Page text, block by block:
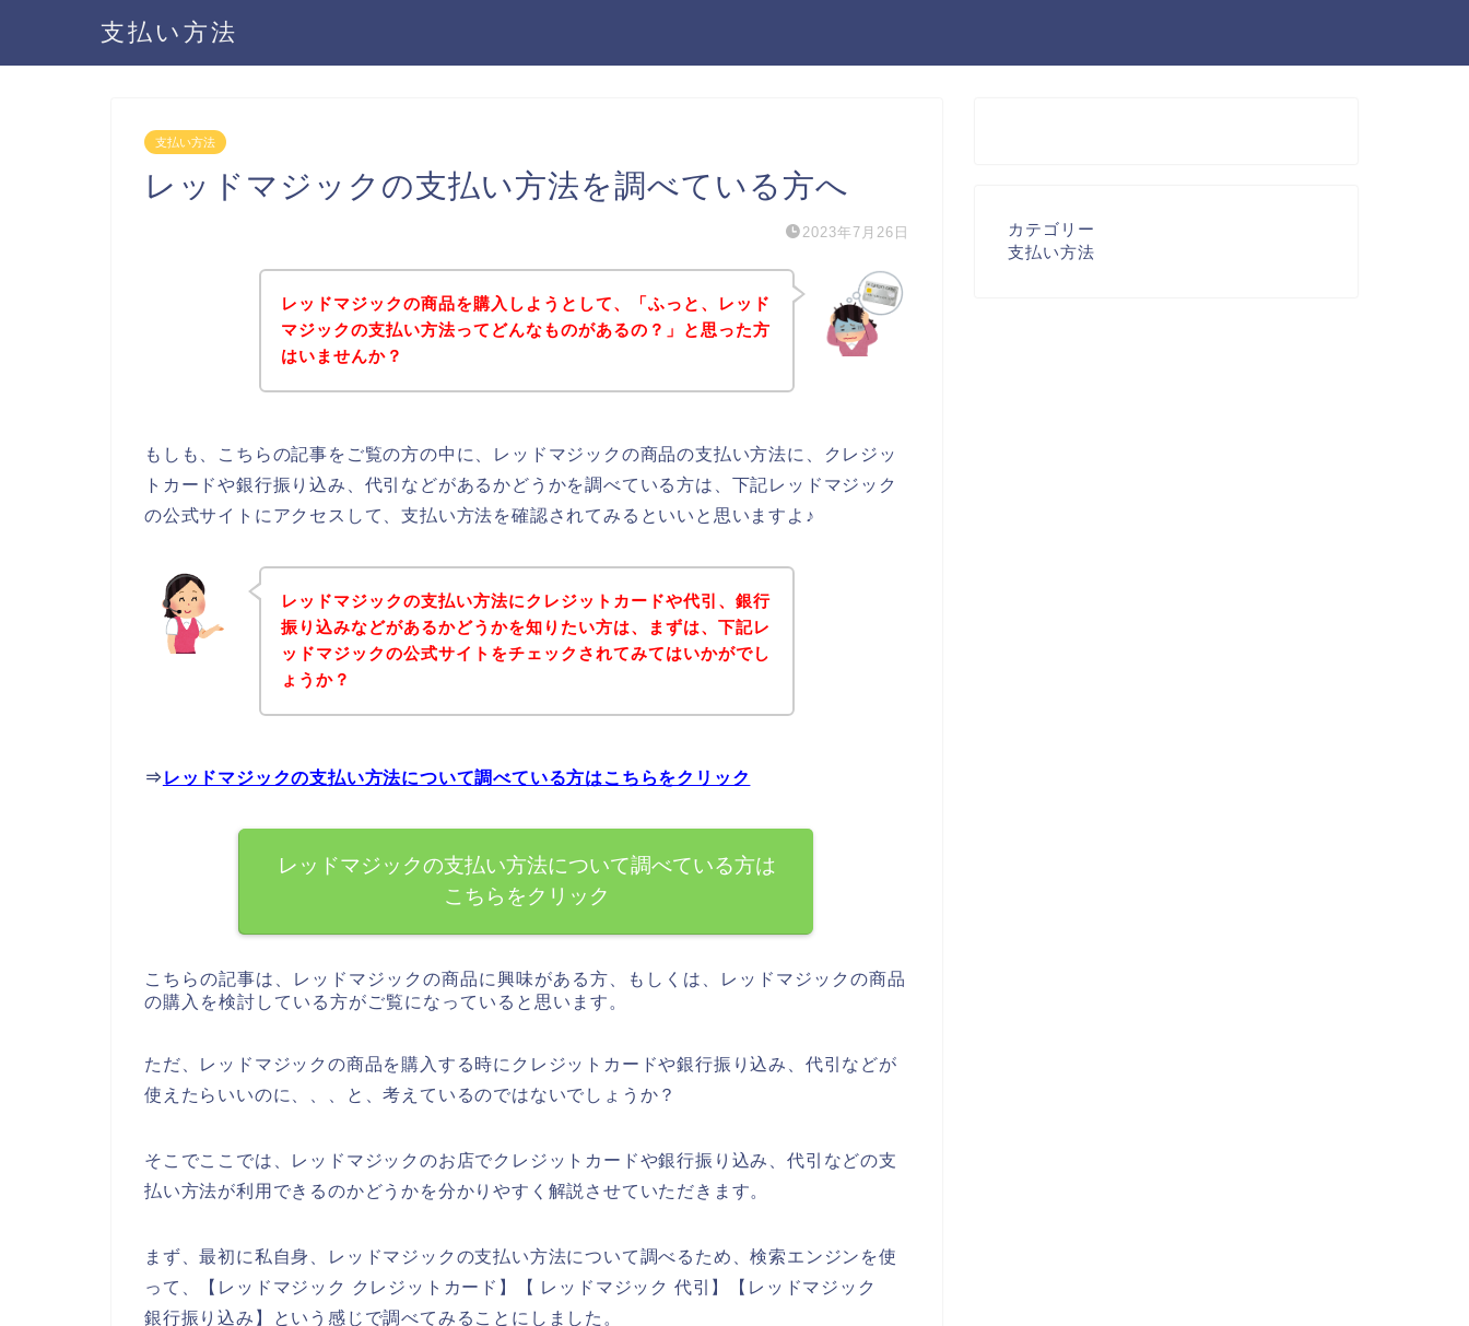
支払い方法
支払い方法
レッドマジックの支払い方法を調べている方へ
2023年7月26日
レッドマジックの商品を購入しようとして、「ふっと、レッド
マジックの支払い方法ってどんなものがあるの？」と思った方
はいませんか？
もしも、こちらの記事をご覧の方の中に、レッドマジックの商品の支払い方法に、クレジッ
トカードや銀行振り込み、代引などがあるかどうかを調べている方は、下記レッドマジック
の公式サイトにアクセスして、支払い方法を確認されてみるといいと思いますよ♪
レッドマジックの支払い方法にクレジットカードや代引、銀行
振り込みなどがあるかどうかを知りたい方は、まずは、下記レ
ッドマジックの公式サイトをチェックされてみてはいかがでし
ょうか？
⇒ レッドマジックの支払い方法について調べている方はこちらをクリック
レッドマジックの支払い方法について調べている方は
こちらをクリック
こちらの記事は、レッドマジックの商品に興味がある方、もしくは、レッドマジックの商品
の購入を検討している方がご覧になっていると思います。
ただ、レッドマジックの商品を購入する時にクレジットカードや銀行振り込み、代引などが
使えたらいいのに、、、と、考えているのではないでしょうか？
そこでここでは、レッドマジックのお店でクレジットカードや銀行振り込み、代引などの支
払い方法が利用できるのかどうかを分かりやすく解説させていただきます。
まず、最初に私自身、レッドマジックの支払い方法について調べるため、検索エンジンを使
って、【レッドマジック クレジットカード】【 レッドマジック 代引】【レッドマジック
銀行振り込み】という感じで調べてみることにしました。
カテゴリー
支払い方法